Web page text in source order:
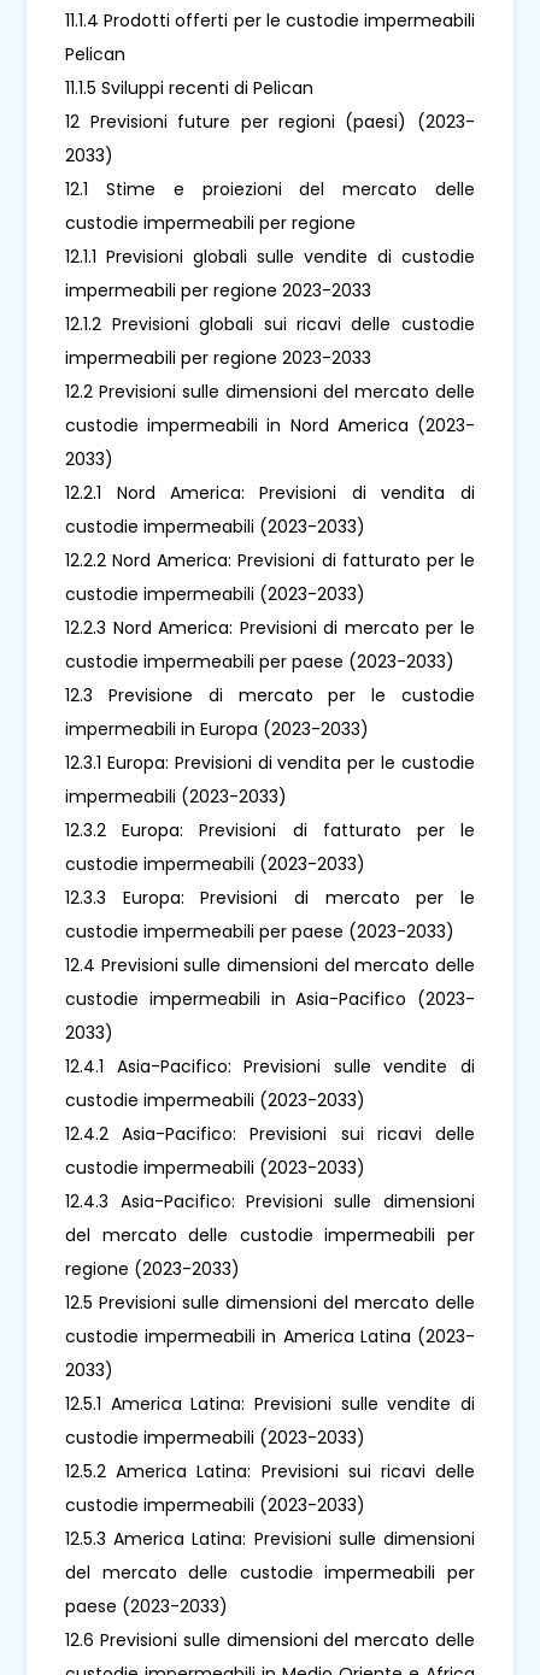
11.1.4 Prodotti offerti per le custodie impermeabili
Pelican
11.1.5 Sviluppi recenti di Pelican
12 Previsioni future per regioni (paesi) (2023-
2033)
12.1 Stime e proiezioni del mercato delle
custodie impermeabili per regione
12.1.1 Previsioni globali sulle vendite di custodie
impermeabili per regione 2023-2033
12.1.2 Previsioni globali sui ricavi delle custodie
impermeabili per regione 2023-2033
12.2 Previsioni sulle dimensioni del mercato delle
custodie impermeabili in Nord America (2023-
2033)
12.2.1 Nord America: Previsioni di vendita di
custodie impermeabili (2023-2033)
12.2.2 Nord America: Previsioni di fatturato per le
custodie impermeabili (2023-2033)
12.2.3 Nord America: Previsioni di mercato per le
custodie impermeabili per paese (2023-2033)
12.3 Previsione di mercato per le custodie
impermeabili in Europa (2023-2033)
12.3.1 Europa: Previsioni di vendita per le custodie
impermeabili (2023-2033)
12.3.2 Europa: Previsioni di fatturato per le
custodie impermeabili (2023-2033)
12.3.3 Europa: Previsioni di mercato per le
custodie impermeabili per paese (2023-2033)
12.4 Previsioni sulle dimensioni del mercato delle
custodie impermeabili in Asia-Pacifico (2023-
2033)
12.4.1 Asia-Pacifico: Previsioni sulle vendite di
custodie impermeabili (2023-2033)
12.4.2 Asia-Pacifico: Previsioni sui ricavi delle
custodie impermeabili (2023-2033)
12.4.3 Asia-Pacifico: Previsioni sulle dimensioni
del mercato delle custodie impermeabili per
regione (2023-2033)
12.5 Previsioni sulle dimensioni del mercato delle
custodie impermeabili in America Latina (2023-
2033)
12.5.1 America Latina: Previsioni sulle vendite di
custodie impermeabili (2023-2033)
12.5.2 America Latina: Previsioni sui ricavi delle
custodie impermeabili (2023-2033)
12.5.3 America Latina: Previsioni sulle dimensioni
del mercato delle custodie impermeabili per
paese (2023-2033)
12.6 Previsioni sulle dimensioni del mercato delle